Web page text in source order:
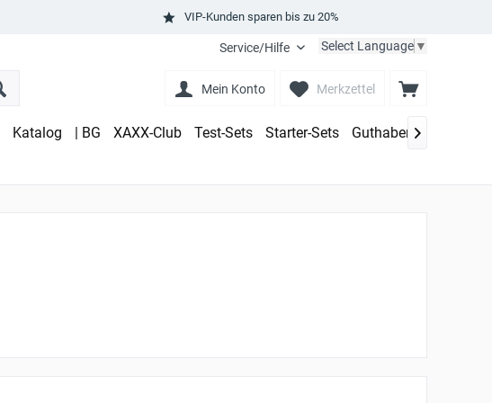
VIP-Kunden sparen bis zu 20%
Service/Hilfe Select Language ▼
Merkzettel
Mein Konto
Katalog | BG XAXX-Club Test-Sets Starter-Sets Guthaben aufladen
